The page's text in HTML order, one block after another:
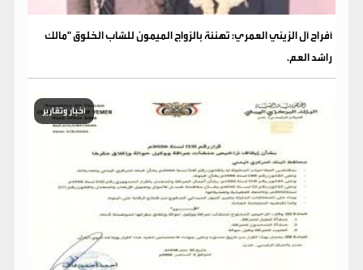
​أفراح آل الزيني العمري: تهنئة بالزواج الميمون للشاب الخلوق "مالك
راشد العم.
أخبار وتقارير